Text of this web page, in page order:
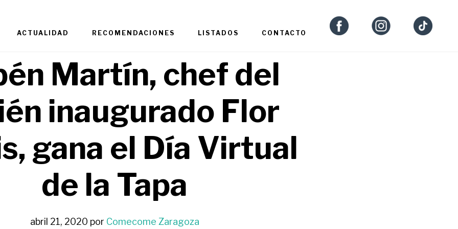
ACTUALIDAD RECOMENDACIONES LISTADOS CONTACTO
Martín, chef del
inaugurado Flor
gana el Día Virtual
de la Tapa
abril 21, 2020 por Comecome Zaragoza